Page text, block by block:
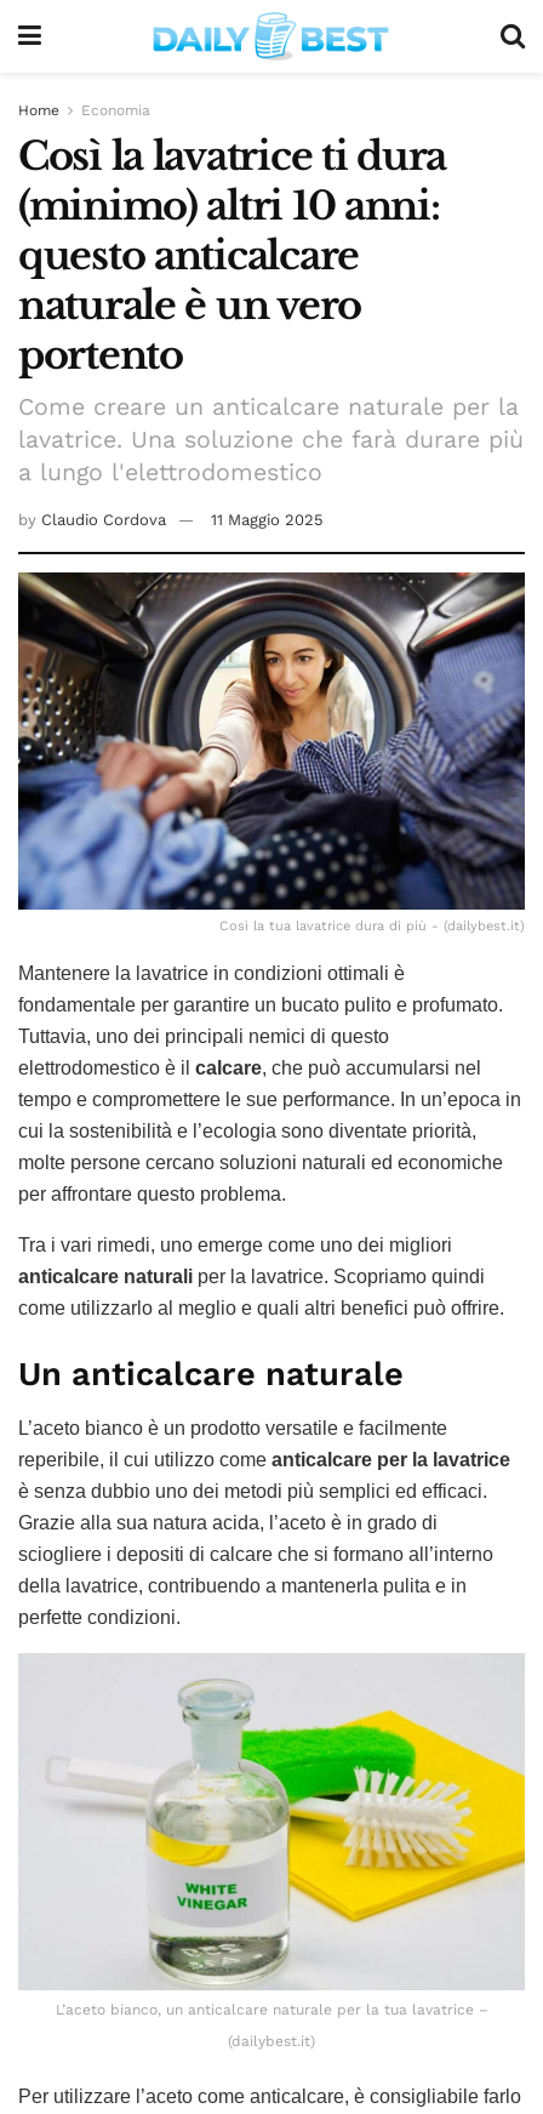
Home Economia
Così la lavatrice ti dura
(minimo) altri 10 anni:
questo anticalcare
naturale è un vero
portento
Come creare un anticalcare naturale per la
lavatrice. Una soluzione che farà durare più
a lungo l'elettrodomestico
by Claudio Cordova 11 Maggio 2025
Così la tua lavatrice dura di più - (dailybest.it)
Mantenere la lavatrice in condizioni ottimali è
fondamentale per garantire un bucato pulito e profumato.
Tuttavia, uno dei principali nemici di questo
elettrodomestico è il calcare, che può accumularsi nel
tempo e compromettere le sue performance. In un’epoca in
cui la sostenibilità e l’ecologia sono diventate priorità,
molte persone cercano soluzioni naturali ed economiche
per affrontare questo problema.
Tra i vari rimedi, uno emerge come uno dei migliori
anticalcare naturali per la lavatrice. Scopriamo quindi
come utilizzarlo al meglio e quali altri benefici può offrire.
Un anticalcare naturale
L’aceto bianco è un prodotto versatile e facilmente
reperibile, il cui utilizzo come anticalcare per la lavatrice
è senza dubbio uno dei metodi più semplici ed efficaci.
Grazie alla sua natura acida, l’aceto è in grado di
sciogliere i depositi di calcare che si formano all’interno
della lavatrice, contribuendo a mantenerla pulita e in
perfette condizioni.
L’aceto bianco, un anticalcare naturale per la tua lavatrice –
(dailybest.it)
Per utilizzare l’aceto come anticalcare, è consigliabile farlo